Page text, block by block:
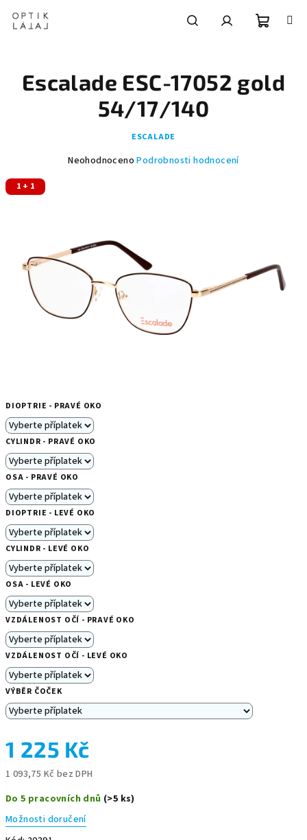
obsah
košík
DIOPTRIE - PRAVÉ OKO
CYLINDR - PRAVÉ OKO
OSA - PRAVÉ OKO
DIOPTRIE - LEVÉ OKO
CYLINDR - LEVÉ OKO
OSA - LEVÉ OKO
VZDÁLENOST OČÍ - PRAVÉ OKO
VZDÁLENOST OČÍ - LEVÉ OKO
VÝBĚR ČOČEK
1 225 Kč
1 093,75 Kč bez DPH
cena:
Do 5 pracovních dnů (>5 ks)
Možnosti doručení
Escalade ESC-17052 gold
54/17/140
ESCALADE
Průměrné
hvězdiček.
Neohodnoceno Podrobnosti hodnocení
1 + 1